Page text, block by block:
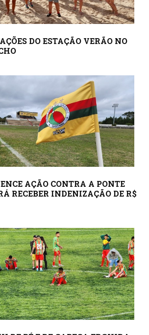
DO ESTAÇÃO VERÃO NO
AÇÃO CONTRA A PONTE
RECEBER INDENIZAÇÃO DE R$